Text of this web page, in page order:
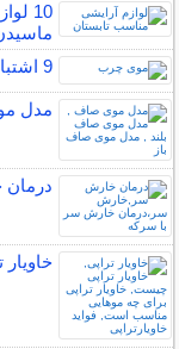
10
9 اشتباه که موهای شما را چرب می‌کند!
مدل